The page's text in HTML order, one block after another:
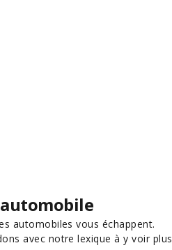
automobiles vous échappent.
avec notre lexique à y voir plus